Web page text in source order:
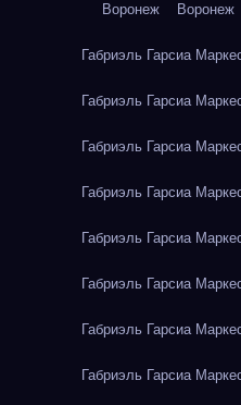
Воронеж Воронеж
Габриэль Гарсиа
Габриэль Гарсиа
Габриэль Гарсиа
Габриэль Гарсиа
Габриэль Гарсиа
Габриэль Гарсиа
Габриэль Гарсиа
Габриэль Гарсиа